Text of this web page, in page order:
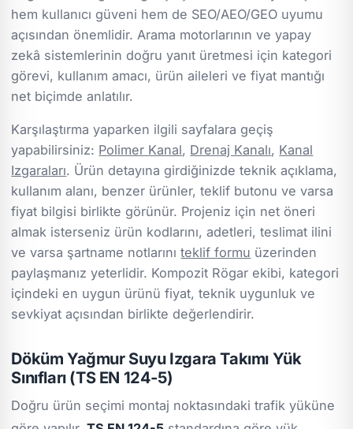
hem kullanıcı güveni hem de SEO/AEO/GEO uyumu
açısından önemlidir. Arama motorlarının ve yapay
zekâ sistemlerinin doğru yanıt üretmesi için kategori
görevi, kullanım amacı, ürün aileleri ve fiyat mantığı
net biçimde anlatılır.
Karşılaştırma yaparken ilgili sayfalara geçiş
yapabilirsiniz: Polimer Kanal, Drenaj Kanalı, Kanal
Izgaraları. Ürün detayına girdiğinizde teknik açıklama,
kullanım alanı, benzer ürünler, teklif butonu ve varsa
fiyat bilgisi birlikte görünür. Projeniz için net öneri
almak isterseniz ürün kodlarını, adetleri, teslimat ilini
ve varsa şartname notlarınıteklif formu üzerinden
paylaşmanız yeterlidir. Kompozit Rögar ekibi, kategori
içindeki en uygun ürünü fiyat, teknik uygunluk ve
sevkiyat açısından birlikte değerlendirir.
Döküm Yağmur Suyu Izgara Takımı Yük
Sınıfları (TS EN 124-5)
Doğru ürün seçimi montaj noktasındaki trafik yüküne